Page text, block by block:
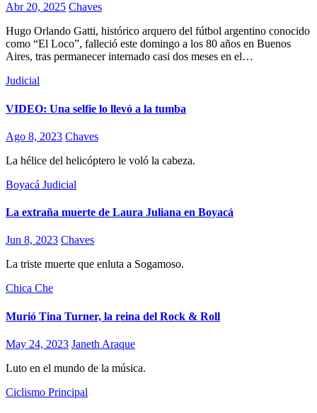
Abr 20, 2025 Chaves
Hugo Orlando Gatti, histórico arquero del fútbol argentino conocido
como “El Loco”, falleció este domingo a los 80 años en Buenos
Aires, tras permanecer internado casi dos meses en el…
Judicial
VIDEO: Una selfie lo llevó a la tumba
Ago 8, 2023 Chaves
La hélice del helicóptero le voló la cabeza.
Boyacá Judicial
La extraña muerte de Laura Juliana en Boyacá
Jun 8, 2023 Chaves
La triste muerte que enluta a Sogamoso.
Chica Che
Murió Tina Turner, la reina del Rock & Roll
May 24, 2023 Janeth Araque
Luto en el mundo de la música.
Ciclismo Principal